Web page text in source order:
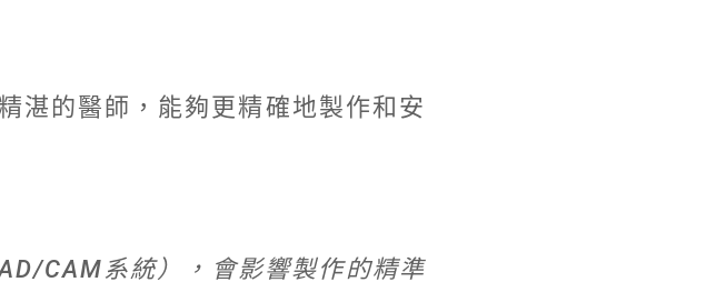
湛的醫師，能夠更精確地製作和安
CAM系統），會影響製作的精準